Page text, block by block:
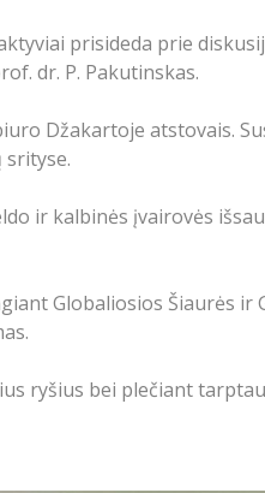
prisideda prie
dr. P. Pakutinskas.
Džakartoje atstovais.
ir kalbinės įvairovės
Globaliosios Šiaurės
ryšius bei plečiant